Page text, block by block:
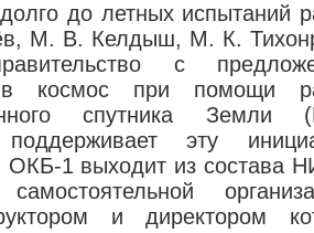
до летных испытаний
М. В. Келдыш, М. К.
с
космос при помощи
спутника Земли
поддерживает эту
ОКБ-1 выходит из состава
и директором